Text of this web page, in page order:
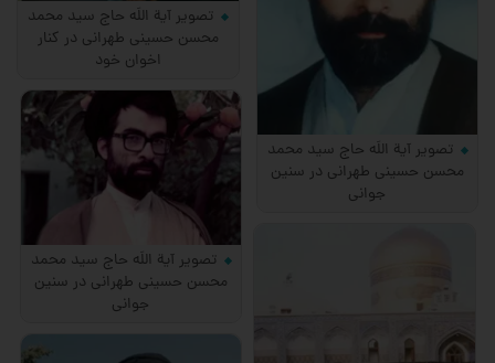
تصویر آیة اللَه حاج سید محمد
محسن حسینی طهرانی در سنین
جوانی
تصویر آیة اللَه حاج سید محمد
محسن حسینی طهرانی در کنار
اخوان خود
تصویر آیة اللَه حاج سید محمد
محسن حسینی طهرانی در سنین
جوانی